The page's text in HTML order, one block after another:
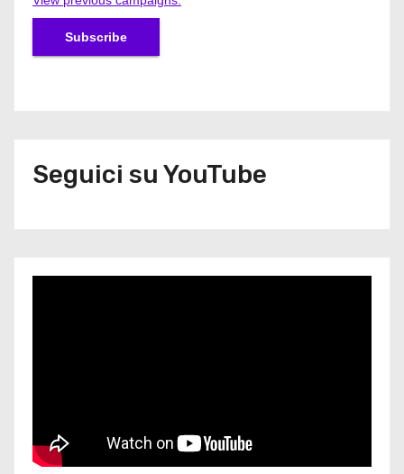
Seguici su YouTube